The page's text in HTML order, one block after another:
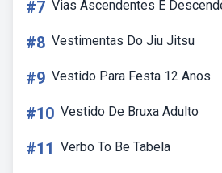
#7 Vias Ascendentes E
#8 Vestimentas Do Jiu Jitsu
#9 Vestido Para Festa 12 Anos
#10 Vestido De Bruxa Adulto
#11 Verbo To Be Tabela